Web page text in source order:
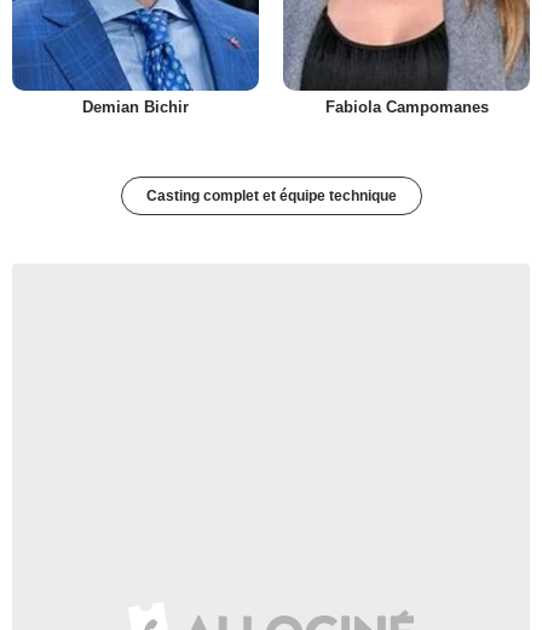
Demian Bichir Fabiola Campomanes
Casting complet et équipe technique